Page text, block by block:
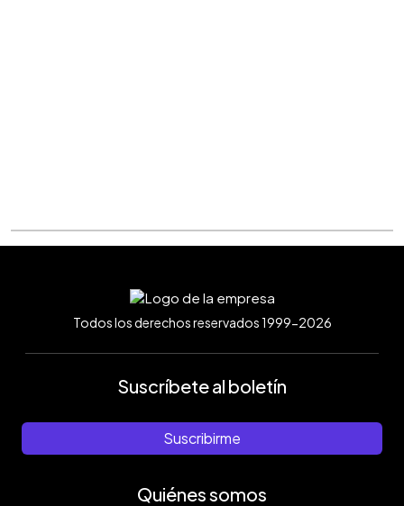
Todos los derechos reservados 1999-2026
Suscríbete al boletín
Suscribirme
Quiénes somos